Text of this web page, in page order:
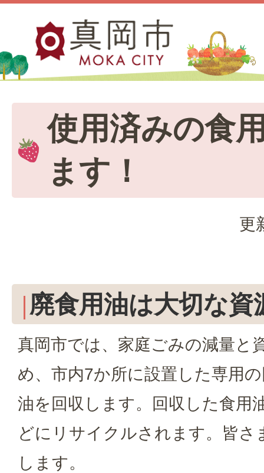
使用済みの食
ます！
更
廃食用油は大切な資
真岡市では、家庭ごみの減量と
め、市内7か所に設置した専用
油を回収します。回収した食用
どにリサイクルされます。皆さ
します。